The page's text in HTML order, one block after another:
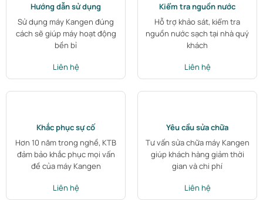
Hướng dẫn sử dụng
Sử dụng máy Kangen đúng
cách sẽ giúp máy hoạt động
bền bỉ
Liên hệ
Kiểm tra nguồn nước
Hỗ trợ khảo sát, kiểm tra
nguồn nước sạch tại nhà quý
khách
Liên hệ
Khắc phục sự cố
Hơn 10 năm trong nghề, KTB
đảm bảo khắc phục mọi vấn
đề của máy Kangen
Liên hệ
Yêu cầu sửa chữa
Tư vấn sửa chữa máy Kangen
giúp khách hàng giảm thời
gian và chi phí
Liên hệ